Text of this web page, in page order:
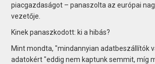
piacgazdaságot – panaszolta az európai
vezetője.
Kinek panaszkodott: ki a hibás?
Mint mondta, "mindannyian adatbeszállítók
adatokért "eddig nem kaptunk semmit, míg